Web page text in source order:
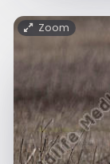
Zoom